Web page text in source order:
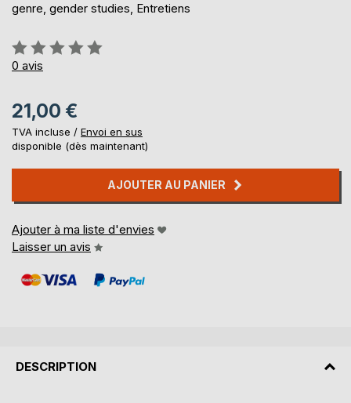
genre, gender studies, Entretiens
Évaluation:
0%
0 avis
21,00 €
TVA incluse / Envoi en sus
disponible (dès maintenant)
AJOUTER AU PANIER
Ajouter à ma liste d'envies
Laisser un avis
DESCRIPTION